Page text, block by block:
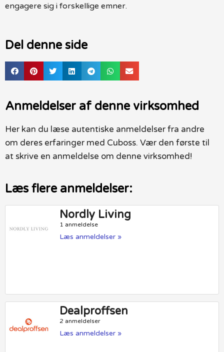
engagere sig i forskellige emner.
Del denne side
Anmeldelser af denne virksomhed
Her kan du læse autentiske anmeldelser fra andre
om deres erfaringer med Cuboss. Vær den første til
at skrive en anmeldelse om denne virksomhed!
Læs flere anmeldelser:
Nordly Living
1 anmeldelse
Læs anmeldelser »
Dealproffsen
2 anmeldelser
Læs anmeldelser »